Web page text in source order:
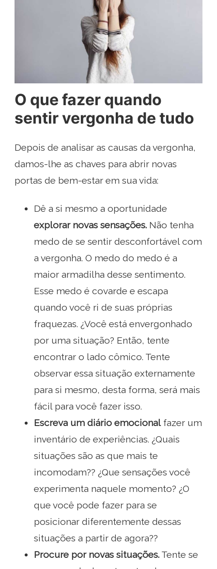
O que fazer quando
sentir vergonha de tudo
Depois de analisar as causas da vergonha,
damos-lhe as chaves para abrir novas
portas de bem-estar em sua vida:
Dê a si mesmo a oportunidade
explorar novas sensações. Não tenha
medo de se sentir desconfortável com
a vergonha. O medo do medo é a
maior armadilha desse sentimento.
Esse medo é covarde e escapa
quando você ri de suas próprias
fraquezas. ¿Você está envergonhado
por uma situação? Então, tente
encontrar o lado cômico. Tente
observar essa situação externamente
para si mesmo, desta forma, será mais
fácil para você fazer isso.
Escreva um diário emocionalfazer um
inventário de experiências. ¿Quais
situações são as que mais te
incomodam?? ¿Que sensações você
experimenta naquele momento? ¿O
que você pode fazer para se
posicionar diferentemente dessas
situações a partir de agora??
Procure por novas situações. Tente se